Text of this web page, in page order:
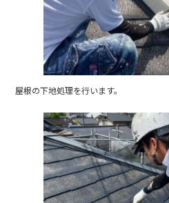
屋根の下地処理を行います。